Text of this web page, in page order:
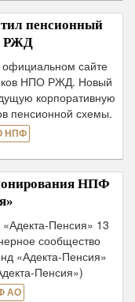
пенсионный
РЖД
сайте
НПО РЖД. Новый
корпоративную
пенсионной схемы.
НПФ
НПФ
Пенсия» 13
сообщество
«Адекта-Пенсия»
Пенсия»)
АО